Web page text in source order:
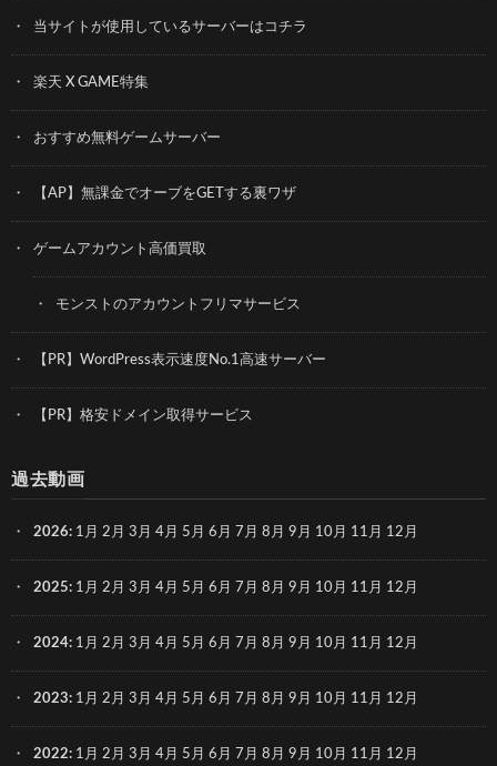
当サイトが使用しているサーバーはコチラ
楽天 X GAME特集
おすすめ無料ゲームサーバー
【AP】無課金でオーブをGETする裏ワザ
ゲームアカウント高価買取
モンストのアカウントフリマサービス
【PR】WordPress表示速度No.1高速サーバー
【PR】格安ドメイン取得サービス
過去動画
2026: 1月 2月 3月 4月 5月 6月 7月 8月 9月 10月 11月 12月
2025: 1月 2月 3月 4月 5月 6月 7月 8月 9月 10月 11月 12月
2024: 1月 2月 3月 4月 5月 6月 7月 8月 9月 10月 11月 12月
2023: 1月 2月 3月 4月 5月 6月 7月 8月 9月 10月 11月 12月
2022: 1月 2月 3月 4月 5月 6月 7月 8月 9月 10月 11月 12月